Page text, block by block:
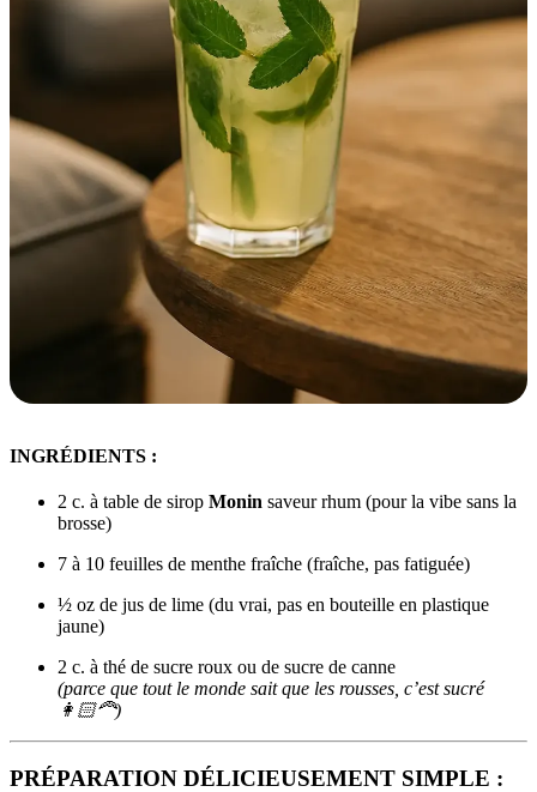
INGRÉDIENTS :
2 c. à table de sirop Monin saveur rhum (pour la vibe sans la
brosse)
7 à 10 feuilles de menthe fraîche (fraîche, pas fatiguée)
½ oz de jus de lime (du vrai, pas en bouteille en plastique
jaune)
2 c. à thé de sucre roux ou de sucre de canne
(parce que tout le monde sait que les rousses, c’est sucré
👩🏻‍🦰)
PRÉPARATION DÉLICIEUSEMENT SIMPLE :